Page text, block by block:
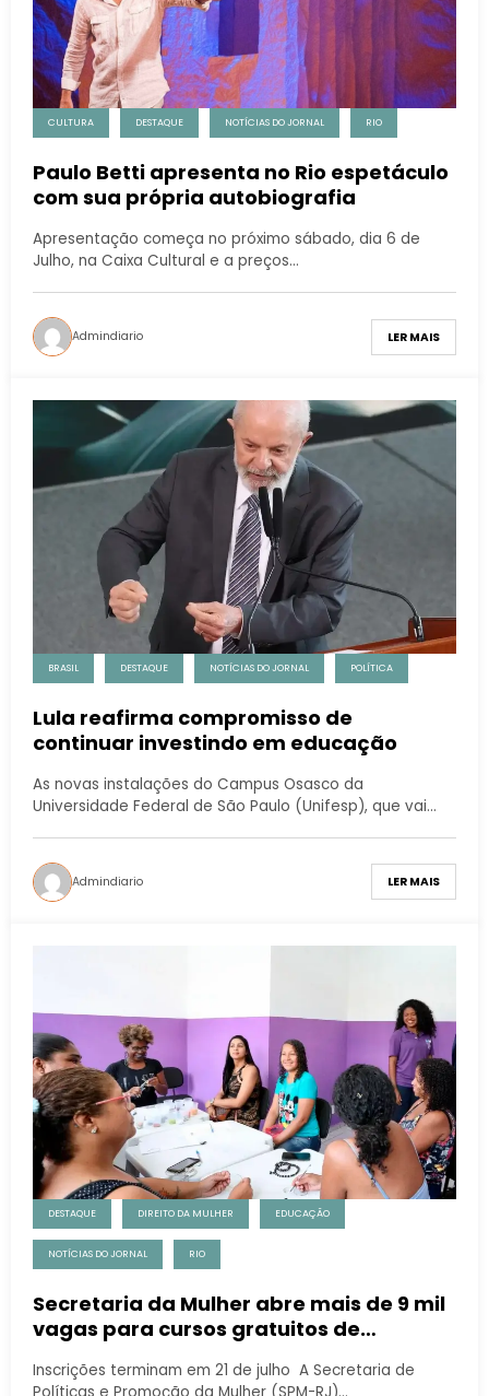
CULTURA DESTAQUE NOTÍCIAS DO JORNAL RIO
Paulo Betti apresenta no Rio espetáculo
com sua própria autobiografia
Apresentação começa no próximo sábado, dia 6 de
Julho, na Caixa Cultural e a preços…
Admindiario LER MAIS
BRASIL DESTAQUE NOTÍCIAS DO JORNAL POLÍTICA
Lula reafirma compromisso de
continuar investindo em educação
As novas instalações do Campus Osasco da
Universidade Federal de São Paulo (Unifesp), que vai…
Admindiario LER MAIS
DESTAQUE DIREITO DA MULHER EDUCAÇÃO
NOTÍCIAS DO JORNAL RIO
Secretaria da Mulher abre mais de 9 mil
vagas para cursos gratuitos de
Inscrições terminam em 21 de julho A Secretaria de